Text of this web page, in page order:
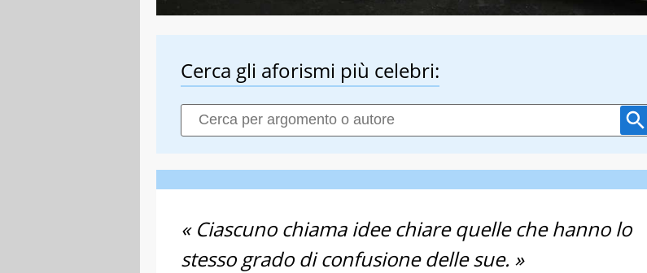
Cerca gli aforismi più celebri:
« Ciascuno chiama idee chiare quelle che hanno lo
stesso grado di confusione delle sue. »